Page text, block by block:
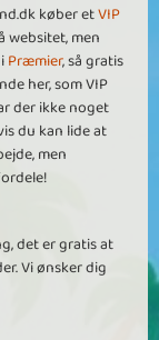
køber etVIP
websitet, men
Præmier, så gratis
her, som VIP
der ikke noget
du kan lide at
men
det er gratis at
Vi ønsker dig